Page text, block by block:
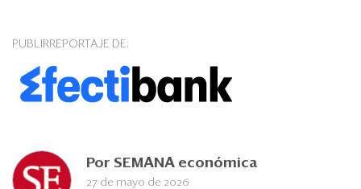
Por SEMANA económica
27 de mayo de 2026
PUBLIRREPORTAJE DE: